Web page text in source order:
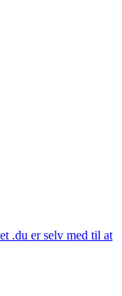
.du er selv med til at